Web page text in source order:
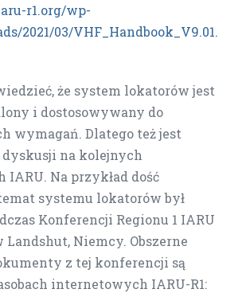
r1.org/wp-
2021/03/VHF_Handbook_V9.01.
że system lokatorów jest
i dostosowywany do
wymagań. Dlatego też jest
na kolejnych
IARU. Na przykład dość
systemu lokatorów był
Konferencji Regionu 1 IARU
Landshut, Niemcy. Obszerne
z tej konferencji są
internetowych IARU-R1: